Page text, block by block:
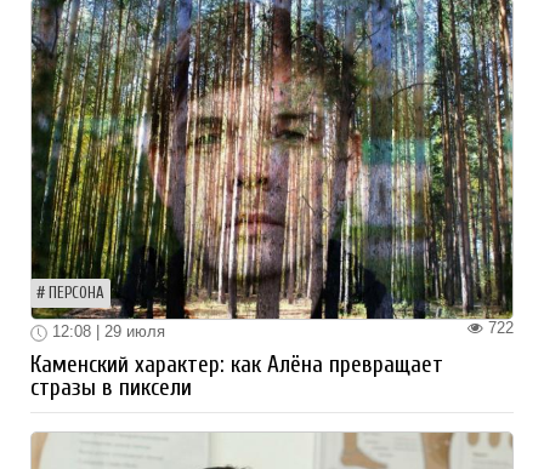
ПЕРСОНА
722
12:08 | 29 июля
Каменский характер: как Алёна превращает
стразы в пиксели